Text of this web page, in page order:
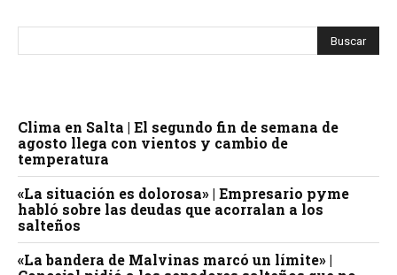
Clima en Salta | El segundo fin de semana de
agosto llega con vientos y cambio de
temperatura
«La situación es dolorosa» | Empresario pyme
habló sobre las deudas que acorralan a los
salteños
«La bandera de Malvinas marcó un límite» |